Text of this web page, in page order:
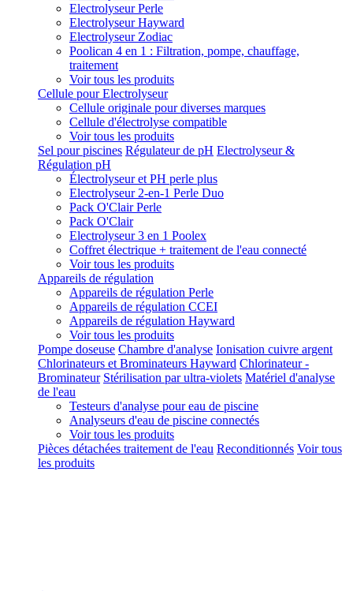
Electrolyseur Perle
Electrolyseur Hayward
Electrolyseur Zodiac
Poolican 4 en 1 : Filtration, pompe, chauffage,
traitement
Voir tous les produits
Cellule pour Electrolyseur
Cellule originale pour diverses marques
Cellule d'électrolyse compatible
Voir tous les produits
Sel pour piscines Régulateur de pH Electrolyseur &
Régulation pH
Électrolyseur et PH perle plus
Electrolyseur 2-en-1 Perle Duo
Pack O'Clair Perle
Pack O'Clair
Electrolyseur 3 en 1 Poolex
Coffret électrique + traitement de l'eau connecté
Voir tous les produits
Appareils de régulation
Appareils de régulation Perle
Appareils de régulation CCEI
Appareils de régulation Hayward
Voir tous les produits
Pompe doseuse Chambre d'analyse Ionisation cuivre argent
Chlorinateurs et Brominateurs Hayward Chlorinateur -
Brominateur Stérilisation par ultra-violets Matériel d'analyse
de l'eau
Testeurs d'analyse pour eau de piscine
Analyseurs d'eau de piscine connectés
Voir tous les produits
Pièces détachées traitement de l'eau Reconditionnés Voir tous
les produits